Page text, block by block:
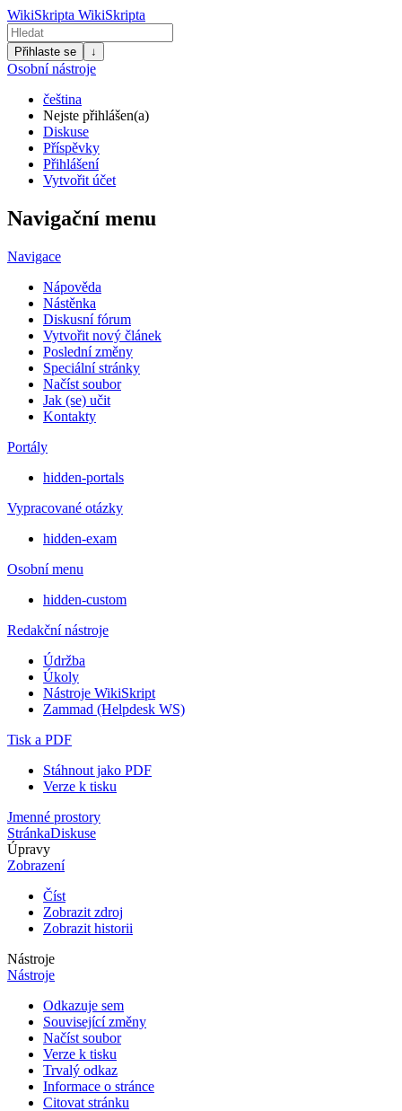
WikiSkripta WikiSkripta
Přihlaste se ↓
Osobní nástroje
čeština
Nejste přihlášen(a)
Diskuse
Příspěvky
Přihlášení
Vytvořit účet
Navigační menu
Navigace
Nápověda
Nástěnka
Diskusní fórum
Vytvořit nový článek
Poslední změny
Speciální stránky
Načíst soubor
Jak (se) učit
Kontakty
Portály
hidden-portals
Vypracované otázky
hidden-exam
Osobní menu
hidden-custom
Redakční nástroje
Údržba
Úkoly
Nástroje WikiSkript
Zammad (Helpdesk WS)
Tisk a PDF
Stáhnout jako PDF
Verze k tisku
Jmenné prostory
StránkaDiskuse
Úpravy
Zobrazení
Číst
Zobrazit zdroj
Zobrazit historii
Nástroje
Nástroje
Odkazuje sem
Související změny
Načíst soubor
Verze k tisku
Trvalý odkaz
Informace o stránce
Citovat stránku